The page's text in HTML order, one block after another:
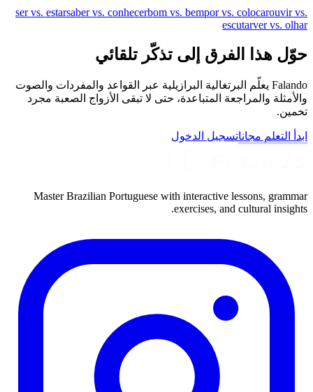
ser vs. estarsaber vs. conhecerbom vs. bempor vs. colocarouvir vs.
escutarver vs. olhar
حوّل هذا الفرق إلى تذكّر تلقائي
Falando يعلّم البرتغالية البرازيلية عبر القواعد والمفردات والصوت
والأمثلة والمراجعة المتباعدة، حتى لا تبقى الأزواج الصعبة مجرد
تخمين.
ابدأ التعلم مجاناتسجيل الدخول
Master Brazilian Portuguese with interactive lessons, grammar
exercises, and cultural insights.